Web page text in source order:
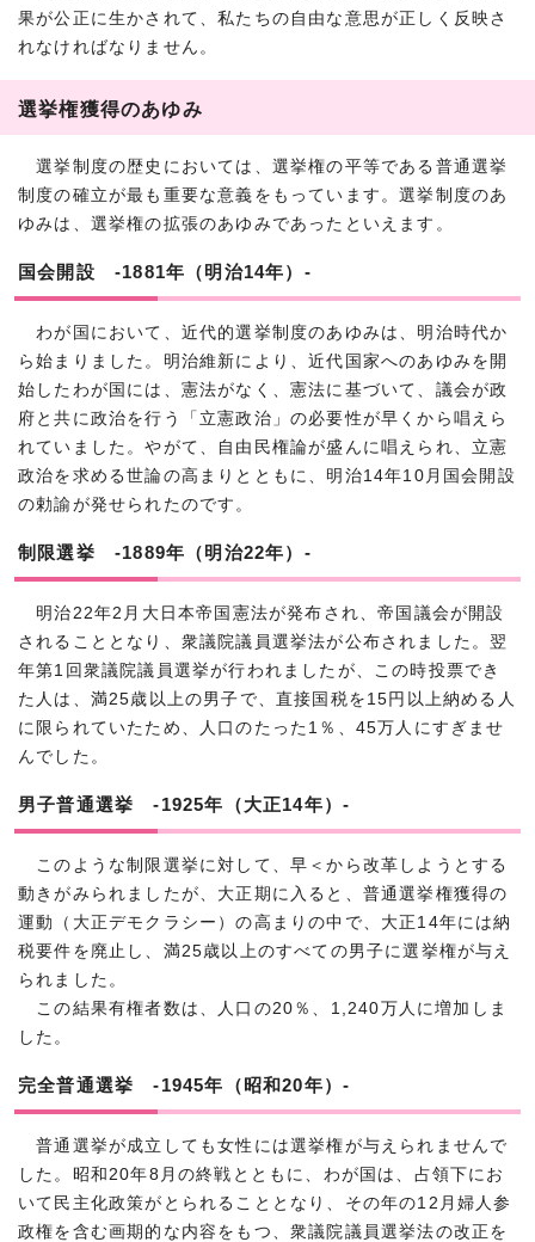
果が公正に生かされて、私たちの自由な意思が正しく反映さ
れなければなりません。
選挙権獲得のあゆみ
選挙制度の歴史においては、選挙権の平等である普通選挙
制度の確立が最も重要な意義をもっています。選挙制度のあ
ゆみは、選挙権の拡張のあゆみであったといえます。
国会開設 -1881年（明治14年）-
わが国において、近代的選挙制度のあゆみは、明治時代か
ら始まりました。明治維新により、近代国家へのあゆみを開
始したわが国には、憲法がなく、憲法に基づいて、議会が政
府と共に政治を行う「立憲政治」の必要性が早くから唱えら
れていました。やがて、自由民権論が盛んに唱えられ、立憲
政治を求める世論の高まりとともに、明治14年10月国会開設
の勅諭が発せられたのです。
制限選挙 -1889年（明治22年）-
明治22年2月大日本帝国憲法が発布され、帝国議会が開設
されることとなり、衆議院議員選挙法が公布されました。翌
年第1回衆議院議員選挙が行われましたが、この時投票でき
た人は、満25歳以上の男子で、直接国税を15円以上納める人
に限られていたため、人口のたった1％、45万人にすぎませ
んでした。
男子普通選挙 -1925年（大正14年）-
このような制限選挙に対して、早＜から改革しようとする
動きがみられましたが、大正期に入ると、普通選挙権獲得の
運動（大正デモクラシー）の高まりの中で、大正14年には納
税要件を廃止し、満25歳以上のすべての男子に選挙権が与え
られました。
この結果有権者数は、人口の20％、1,240万人に増加しま
した。
完全普通選挙 -1945年（昭和20年）-
普通選挙が成立しても女性には選挙権が与えられませんで
した。昭和20年8月の終戦とともに、わが国は、占領下にお
いて民主化政策がとられることとなり、その年の12月婦人参
政権を含む画期的な内容をもつ、衆議院議員選挙法の改正を